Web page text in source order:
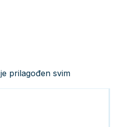
je prilagođen svim